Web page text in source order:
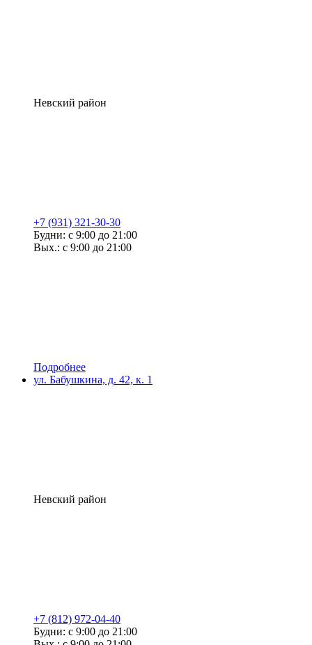
Невский район
+7 (931) 321-30-30
Будни: с 9:00 до 21:00
Вых.: с 9:00 до 21:00
Подробнее
ул. Бабушкина, д. 42, к. 1
Невский район
+7 (812) 972-04-40
Будни: с 9:00 до 21:00